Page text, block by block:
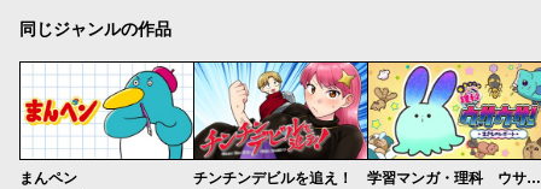
同じジャンルの作品
まんペン チンチンデビルを追え！ 学習マンガ・理科 ウサウサ！